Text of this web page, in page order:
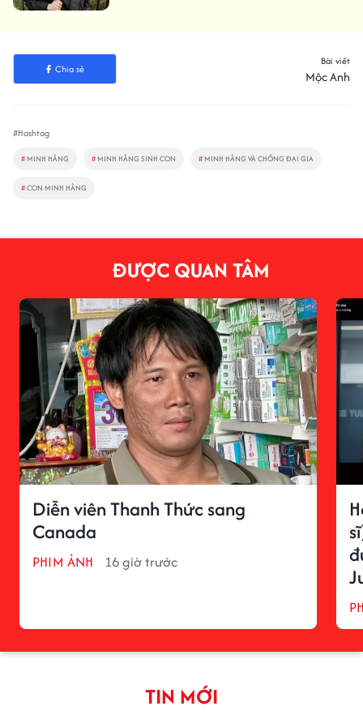
Chia sẻ
Bài viết
Mộc Anh
#Hashtag
# MINH HẰNG # MINH HẰNG SINH CON # MINH HẰNG VÀ CHỒNG ĐẠI GIA
#CON MINH HẰNG
ĐƯỢC QUAN TÂM
Diễn viên Thanh Thức sang
Canada
PHIM ẢNH 16 giờ trước
TIN MỚI